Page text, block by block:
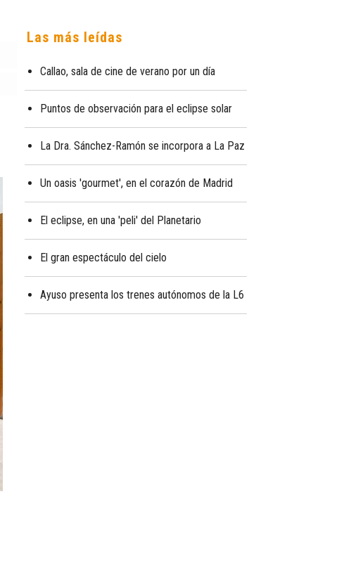
Las más leídas
Callao, sala de cine de verano por un día
Puntos de observación para el eclipse solar
La Dra. Sánchez-Ramón se incorpora a La Paz
Un oasis 'gourmet', en el corazón de Madrid
El eclipse, en una 'peli' del Planetario
El gran espectáculo del cielo
Ayuso presenta los trenes autónomos de la L6